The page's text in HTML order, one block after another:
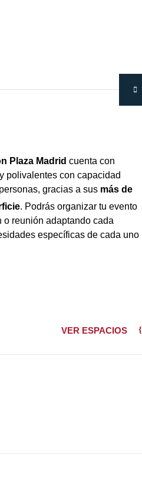
Plaza Madrid cuenta con
polivalentes con capacidad
gracias a sus más de
. Podrás organizar tu evento
o reunión adaptando cada
específicas de cada uno
VER ESPACIOS